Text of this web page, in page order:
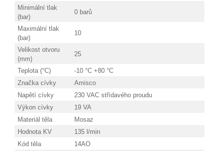
Minimální tlak
(bar)
0 barů
Maximální tlak
(bar)
10
Velikost otvoru
(mm)
25
Teplota (°C)
-10 °C +80 °C
Značka cívky
Amisco
Napětí cívky
230 VAC střídavého proudu
Výkon cívky
19 VA
Materiál těla
Mosaz
Hodnota KV
135 l/min
Kód těla
14AO